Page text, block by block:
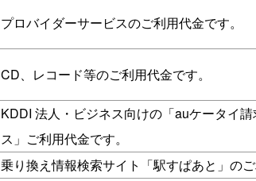
プロバイダーサービスのご利用代金です。
CD、レコード等のご利用代金です。
KDDI 法人・ビジネス向けの「auケータイ
ス」ご利用代金です。
乗り換え情報検索サイト「駅すぱあと」の